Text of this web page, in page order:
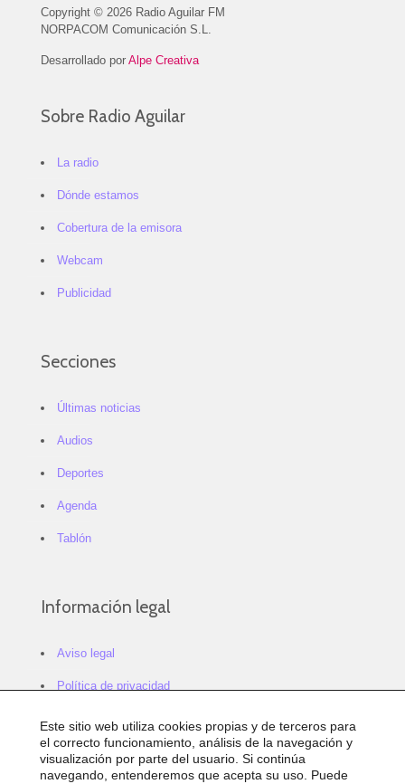
Copyright © 2026 Radio Aguilar FM
NORPACOM Comunicación S.L.
Desarrollado por Alpe Creativa
Sobre Radio Aguilar
La radio
Dónde estamos
Cobertura de la emisora
Webcam
Publicidad
Secciones
Últimas noticias
Audios
Deportes
Agenda
Tablón
Información legal
Aviso legal
Política de privacidad
Política de cookies
Configurar cookies
Este sitio web utiliza cookies propias y de terceros para
el correcto funcionamiento, análisis de la navegación y
visualización por parte del usuario. Si continúa
navegando, entenderemos que acepta su uso. Puede